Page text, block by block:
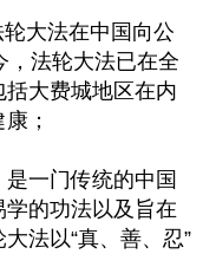
大法在中国向公
，法轮大法已在全
大费城地区在内
；
一门传统的中国
的功法以及旨在
法以“真、善、忍”